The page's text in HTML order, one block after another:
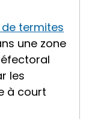
termites
une zone
les
à court